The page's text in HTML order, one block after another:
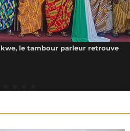
le tambour parleur retrouve